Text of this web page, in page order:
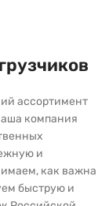
ассортимент
компания
и
как важна
быструю и